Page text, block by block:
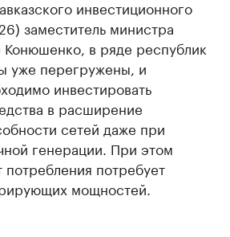
инвестиционного
заместитель министра
Конюшенко, в ряде республик
уже перегружены, и
инвестировать
в расширение
сетей даже при
генерации. При этом
потребует
мощностей.